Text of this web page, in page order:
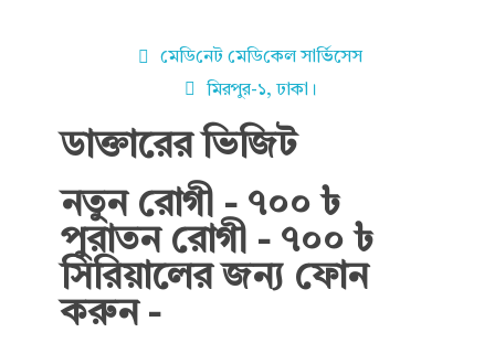
মে‌ডি‌নেট মে‌ডি‌কেল সা‌র্ভিসেস
মিরপুর-১, ঢাকা।
ডাক্তারের ভিজিট
নতুন রোগী - ৭০০ ৳
পুরাতন রোগী - ৭০০ ৳
সিরিয়ালের জন্য ফোন
করুন -